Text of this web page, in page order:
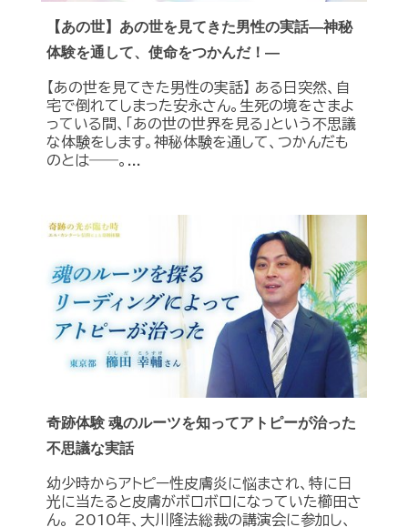
【あの世】あの世を見てきた男性の実話―神秘
体験を通して、使命をつかんだ！―
【あの世を見てきた男性の実話】 ある日突然、自
宅で倒れてしまった安永さん。生死の境をさまよ
っている間、「あの世の世界を見る」という不思議
な体験をします。神秘体験を通して、つかんだも
のとは――。...
奇跡体験 魂のルーツを知ってアトピーが治った
不思議な実話
幼少時からアトピー性皮膚炎に悩まされ、特に日
光に当たると皮膚がボロボロになっていた櫛田さ
ん。 2010年、大川隆法総裁の講演会に参加し、